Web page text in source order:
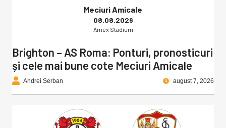
Meciuri Amicale
08.08.2026
Amex Stadium
Brighton – AS Roma: Ponturi, pronosticuri
și cele mai bune cote Meciuri Amicale
Andrei Serban august 7, 2026